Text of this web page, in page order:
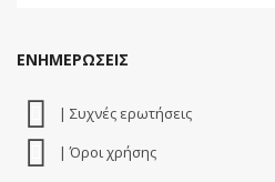
ΕΝΗΜΕΡΩΣΕΙΣ
| Συχνές ερωτήσεις
| Όροι χρήσης